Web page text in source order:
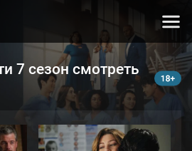
7 сезон смотреть